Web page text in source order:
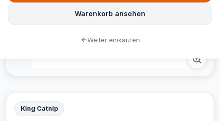
King Catnip
Warenkorb ansehen
Weiter einkaufen